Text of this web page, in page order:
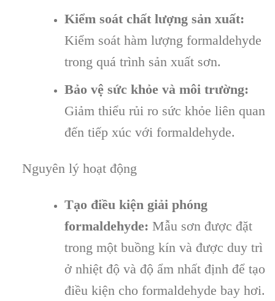
Kiểm soát chất lượng sản xuất:
Kiểm soát hàm lượng formaldehyde
trong quá trình sản xuất sơn.
Bảo vệ sức khỏe và môi trường:
Giảm thiểu rủi ro sức khỏe liên quan
đến tiếp xúc với formaldehyde.
Nguyên lý hoạt động
Tạo điều kiện giải phóng
formaldehyde: Mẫu sơn được đặt
trong một buồng kín và được duy trì
ở nhiệt độ và độ ẩm nhất định để tạo
điều kiện cho formaldehyde bay hơi.